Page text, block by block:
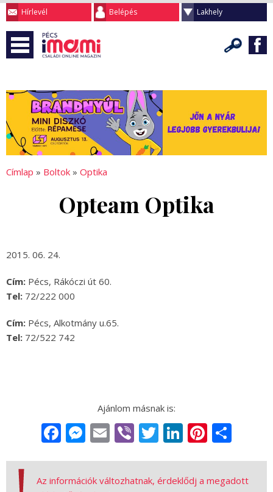
Hírlevél Belépés Lakhely
Címlap » Boltok » Optika
Opteam Optika
2015. 06. 24.
Cím: Pécs, Rákóczi út 60.
Tel: 72/222 000
Cím: Pécs, Alkotmány u.65.
Tel: 72/522 742
Facebook
Messenger
EmailViberTwitter
LinkedIn
Az információk változhatnak, érdeklődj a megadott